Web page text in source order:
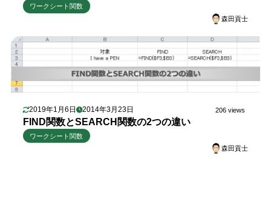
ワークシート関数
森田貢士
2019年1月6日 2014年3月23日 206 views
FIND関数とSEARCH関数の2つの違い
ワークシート関数
森田貢士